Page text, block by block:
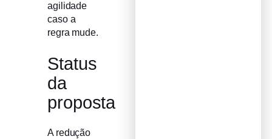
agilidade
caso a
regra mude.
Status
da
proposta
A redução